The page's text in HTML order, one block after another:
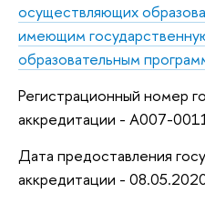
осуществляющих
имеющим
образовательным
Регистрационный номер
аккредитации - А007-
Дата предоставления
аккредитации -